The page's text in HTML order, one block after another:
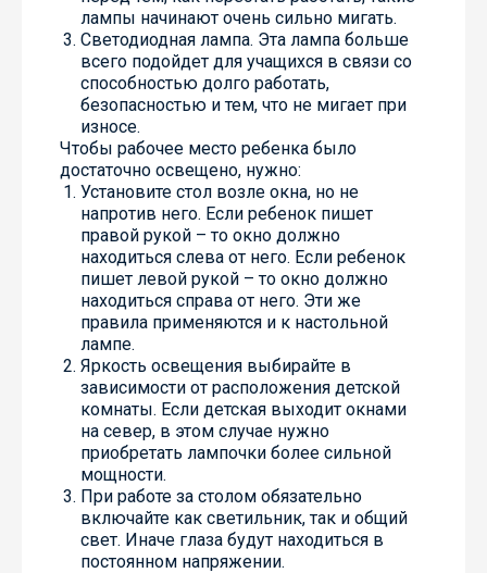
лампы начинают очень сильно мигать.
Светодиодная лампа. Эта лампа больше
всего подойдет для учащихся в связи со
способностью долго работать,
безопасностью и тем, что не мигает при
износе.
Чтобы рабочее место ребенка было
достаточно освещено, нужно:
Установите стол возле окна, но не
напротив него. Если ребенок пишет
правой рукой – то окно должно
находиться слева от него. Если ребенок
пишет левой рукой – то окно должно
находиться справа от него. Эти же
правила применяются и к настольной
лампе.
Яркость освещения выбирайте в
зависимости от расположения детской
комнаты. Если детская выходит окнами
на север, в этом случае нужно
приобретать лампочки более сильной
мощности.
При работе за столом обязательно
включайте как светильник, так и общий
свет. Иначе глаза будут находиться в
постоянном напряжении.